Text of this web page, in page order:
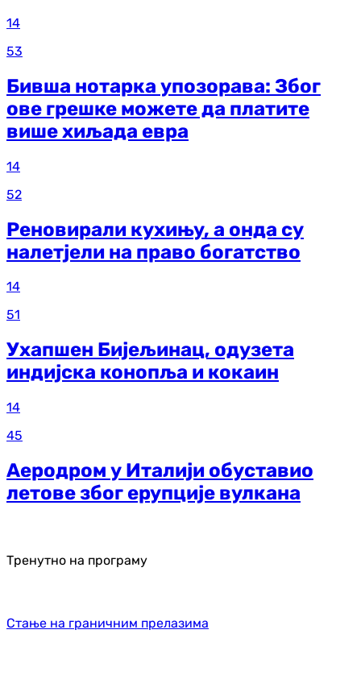
14
53
Бивша нотарка упозорава: Због
ове грешке можете да платите
више хиљада евра
14
52
Реновирали кухињу, а онда су
налетјели на право богатство
14
51
Ухапшен Бијељинац, одузета
индијска конопља и кокаин
14
45
Аеродром у Италији обуставио
летове због ерупције вулкана
Тренутно на програму
Стање на граничним прелазима